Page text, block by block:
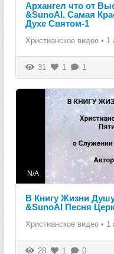
Архангел что от
&SunoAI. Самая
Духе Святом-1
Христианское видео • 1
31 1 1
N/A
В Книгу Жизни
&SunoAI Песня
Христианское видео • 1
28 1 0